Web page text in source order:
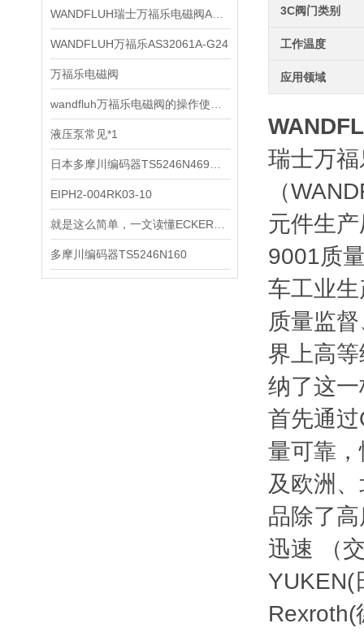
WANDFLUH万福乐AS32061A-G24
万福乐电磁阀
液压泵常见*1
EIPH2-004RK03-10
多摩川编码器TS5246N160
3C阀门类别
工作温度
应用领域
瑞士万
（
元件生
9001质
车工业
质量监
界上高
纳了这
首先通
量可靠
及欧洲
品除了
迅速 （